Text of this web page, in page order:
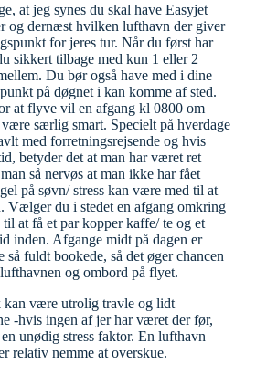
at jeg synes du skal have Easyjet
og dernæst hvilken lufthavn der giver
for jeres tur. Når du først har
sikkert tilbage med kun 1 eller 2
Du bør også have med i dine
på døgnet i kan komme af sted.
at flyve vil en afgang kl 0800 om
særlig smart. Specielt på hverdage
med forretningsrejsende og hvis
betyder det at man har været ret
så nervøs at man ikke har fået
på søvn/ stress kan være med til at
du i stedet en afgang omkring
at få et par kopper kaffe/ te og et
inden. Afgange midt på dagen er
fuldt bookede, så det øger chancen
og ombord på flyet.
være utrolig travle og lidt
-hvis ingen af jer har været der før,
unødig stress faktor. En lufthavn
relativ nemme at overskue.